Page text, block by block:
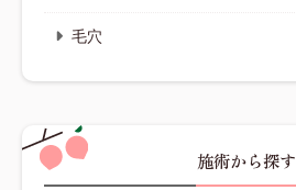
毛穴
施術から探す